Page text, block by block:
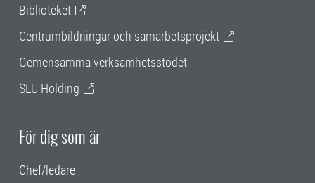
Biblioteket
Centrumbildningar och samarbetsprojekt
Gemensamma verksamhetsstödet
SLU Holding
För dig som är
Chef/ledare